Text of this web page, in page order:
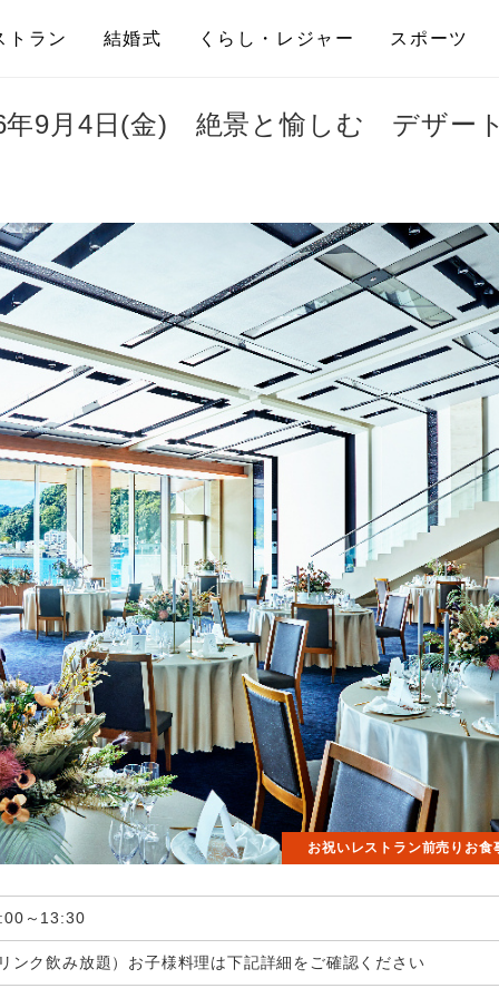
トラン 結婚式 くらし・レジャー スポーツ
年9月4日(金) 絶景と愉しむ デザー
お祝いレストラン前売りお食
～13:30
ンク飲み放題）お子様料理は下記詳細をご確認ください